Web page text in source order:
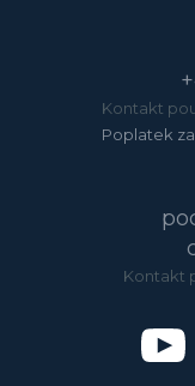
Kontakt
Poplatek
Kontakt